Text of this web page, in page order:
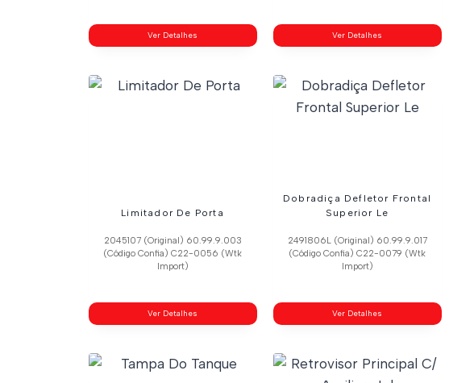
Ver Detalhes Ver Detalhes
Limitador De Porta
2045107 (Original) 60.99.9.003
(Código Confia) C22-0056 (Wtk
Import)
Ver Detalhes
Dobradiça Defletor Frontal
Superior Le
2491806L (Original) 60.99.9.017
(Código Confia) C22-0079 (Wtk
Import)
Ver Detalhes